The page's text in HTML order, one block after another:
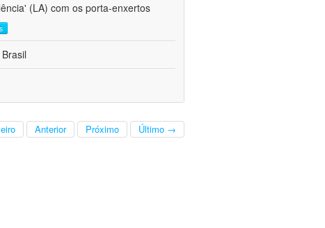
(LA) com os porta-enxertos
Anterior Próximo Último →